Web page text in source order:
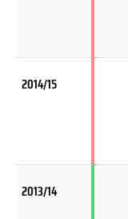
2014/15
2013/14